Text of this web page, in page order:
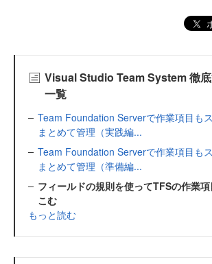
Visual Studio Team System 徹
一覧
Team Foundation Serverで作業項目も
まとめて管理（実践編...
Team Foundation Serverで作業項目も
まとめて管理（準備編...
フィールドの規則を使ってTFSの作業
こむ
もっと読む